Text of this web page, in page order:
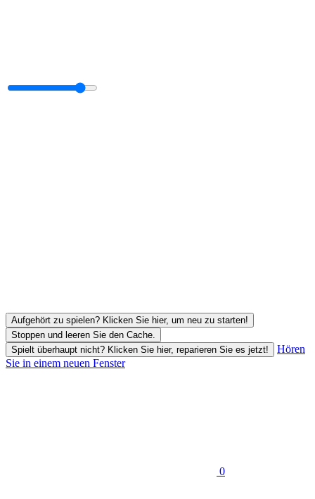
Aufgehört zu spielen? Klicken Sie hier, um neu zu starten!
Stoppen und leeren Sie den Cache.
Spielt überhaupt nicht? Klicken Sie hier, reparieren Sie es jetzt!
Hören
Sie in einem neuen Fenster
0